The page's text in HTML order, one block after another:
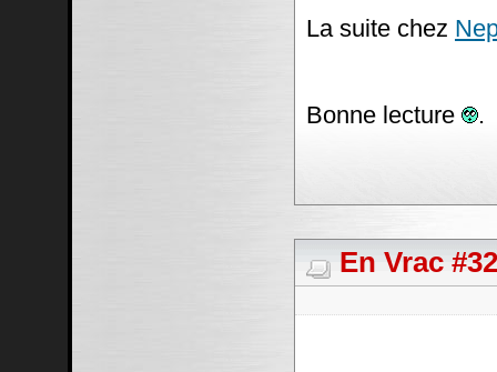
La suite chez
Bonne lecture .
En Vrac